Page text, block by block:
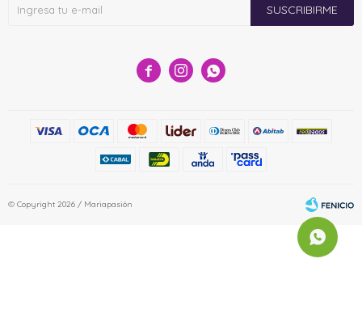
  
SUSCRIBIRME
© Copyright 2026 / Mariapasión